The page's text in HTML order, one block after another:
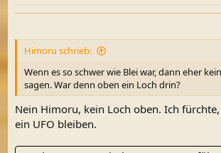
n
Himoru schrieb:
Wenn es so schwer wie Blei war, dann eher
sagen. War denn oben ein Loch drin?
Nein Himoru, kein Loch oben. Ich
ein UFO bleiben.